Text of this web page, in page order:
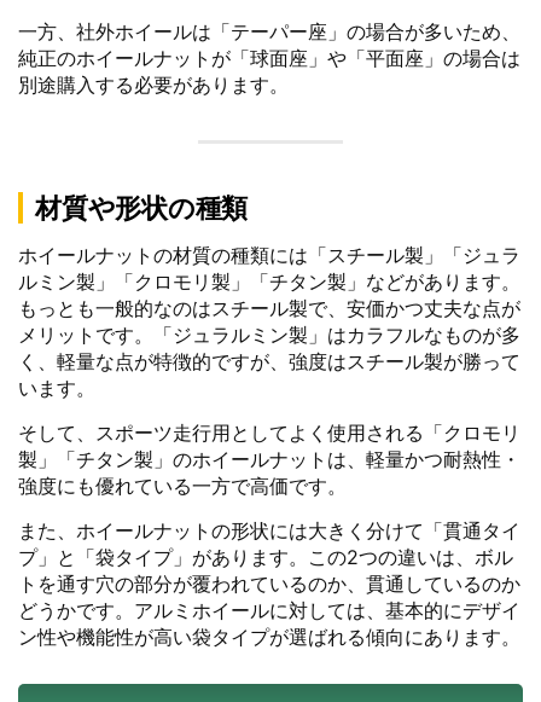
一方、社外ホイールは「テーパー座」の場合が多いため、
純正のホイールナットが「球面座」や「平面座」の場合は
別途購入する必要があります。
材質や形状の種類
ホイールナットの材質の種類には「スチール製」「ジュラ
ルミン製」「クロモリ製」「チタン製」などがあります。
もっとも一般的なのはスチール製で、安価かつ丈夫な点が
メリットです。「ジュラルミン製」はカラフルなものが多
く、軽量な点が特徴的ですが、強度はスチール製が勝って
います。
そして、スポーツ走行用としてよく使用される「クロモリ
製」「チタン製」のホイールナットは、軽量かつ耐熱性・
強度にも優れている一方で高価です。
また、ホイールナットの形状には大きく分けて「貫通タイ
プ」と「袋タイプ」があります。この2つの違いは、ボル
トを通す穴の部分が覆われているのか、貫通しているのか
どうかです。アルミホイールに対しては、基本的にデザイ
ン性や機能性が高い袋タイプが選ばれる傾向にあります。